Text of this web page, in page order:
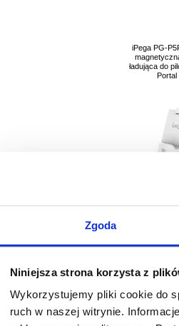
Zgoda
Niniejsza strona korzysta z
Wykorzystujemy pliki cookie do
ruch w naszej witrynie.
iPega PG-
ładująca do
Portal
67,19